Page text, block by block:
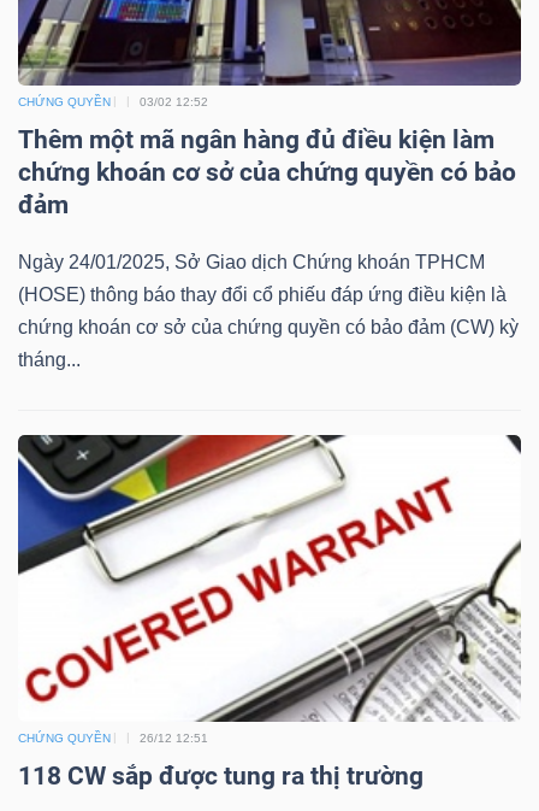
CHỨNG QUYỀN 03/02 12:52
Thêm một mã ngân hàng đủ điều kiện làm
chứng khoán cơ sở của chứng quyền có bảo
đảm
Ngày 24/01/2025, Sở Giao dịch Chứng khoán TPHCM
(HOSE) thông báo thay đổi cổ phiếu đáp ứng điều kiện là
chứng khoán cơ sở của chứng quyền có bảo đảm (CW) kỳ
tháng...
CHỨNG QUYỀN 26/12 12:51
118 CW sắp được tung ra thị trường
Báo
cáo
tích
(-)
Thuật
ngữ
(-)
vụ
(-)
Đào
Sách